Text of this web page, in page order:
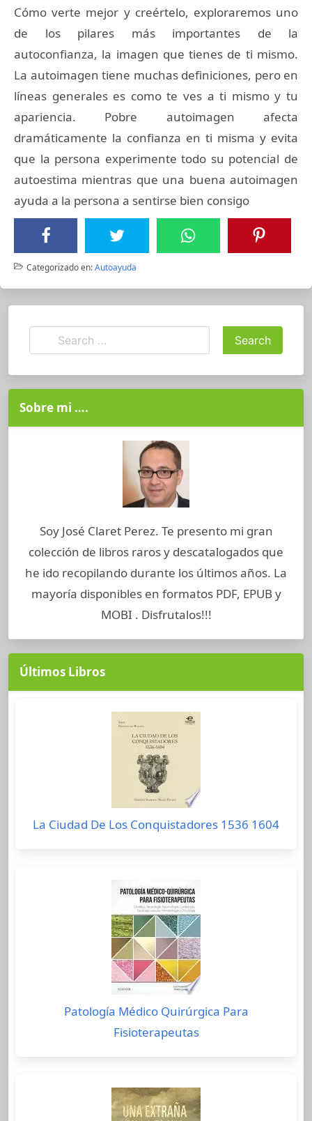
Cómo verte mejor y creértelo, exploraremos uno
de los pilares más importantes de la
autoconfianza, la imagen que tienes de ti mismo.
La autoimagen tiene muchas definiciones, pero en
líneas generales es como te ves a ti mismo y tu
apariencia. Pobre autoimagen afecta
dramáticamente la confianza en ti misma y evita
que la persona experimente todo su potencial de
autoestima mientras que una buena autoimagen
ayuda a la persona a sentirse bien consigo
Categorizado en:Autoayuda
Sobre mi ….
Soy José Claret Perez. Te presento mi gran
colección de libros raros y descatalogados que
he ido recopilando durante los últimos años. La
mayoría disponibles en formatos PDF, EPUB y
MOBI . Disfrutalos!!!
Últimos Libros
La Ciudad De Los Conquistadores 1536 1604
Patología Médico Quirúrgica Para
Fisioterapeutas